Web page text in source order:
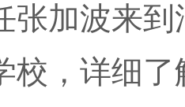
张加波来
校，详细